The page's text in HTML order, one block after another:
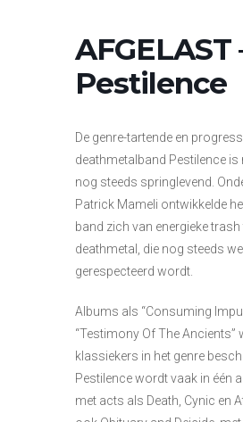
AFGELAST
Pestilence
De genre-tartende en
deathmetalband Pestilence is
nog steeds springlevend.
Patrick Mameli ontwikkelde
band zich van energieke
deathmetal, die nog steeds
gerespecteerd wordt.
Albums als “Consuming
“Testimony Of The Ancients”
klassiekers in het genre
Pestilence wordt vaak in één
met acts als Death, Cynic en